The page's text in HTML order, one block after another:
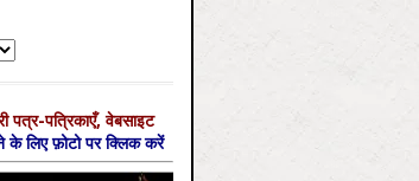
पत्र-पत्रिकाएँ, वेबसाइट
के लिए फ़ोटो पर क्लिक करें